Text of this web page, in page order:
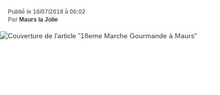
Publié le 18/07/2018 à 06:02
Par Maurs la Jolie